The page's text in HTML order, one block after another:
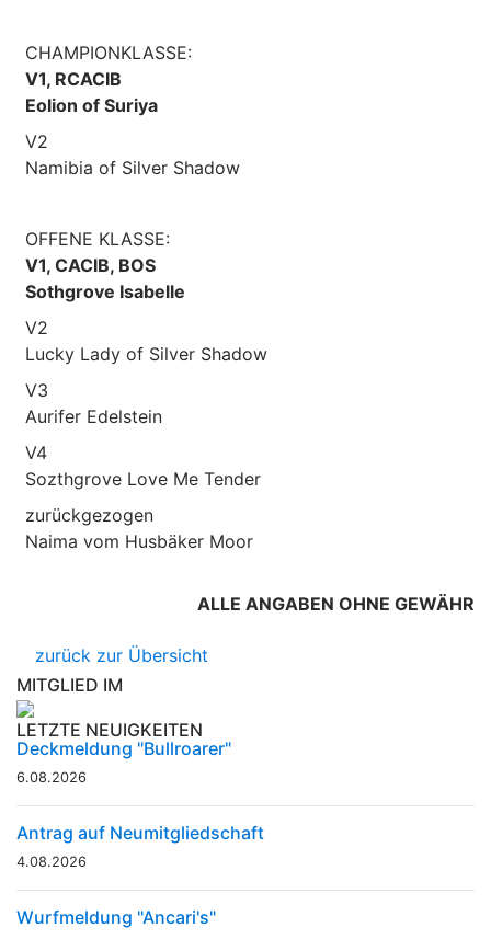
CHAMPIONKLASSE:
V1, RCACIB
Eolion of Suriya
V2
Namibia of Silver Shadow
OFFENE KLASSE:
V1, CACIB, BOS
Sothgrove Isabelle
V2
Lucky Lady of Silver Shadow
V3
Aurifer Edelstein
V4
Sozthgrove Love Me Tender
zurückgezogen
Naima vom Husbäker Moor
ALLE ANGABEN OHNE GEWÄHR
zurück zur Übersicht
MITGLIED IM
LETZTE NEUIGKEITEN
Deckmeldung "Bullroarer"
6.08.2026
Antrag auf Neumitgliedschaft
4.08.2026
Wurfmeldung "Ancari's"